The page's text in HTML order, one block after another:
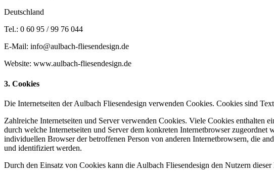
Deutschland
Tel.: 0 60 95 / 99 76 044
E-Mail: info@aulbach-fliesendesign.de
Website: www.aulbach-fliesendesign.de
3. Cookies
Die Internetseiten der Aulbach Fliesendesign verwenden Cookies. Cookies sind
Zahlreiche Internetseiten und Server verwenden Cookies. Viele Cookies enthalten
durch welche Internetseiten und Server dem konkreten Internetbrowser
individuellen Browser der betroffenen Person von anderen Internetbrowsern, die
und identifiziert werden.
Durch den Einsatz von Cookies kann die Aulbach Fliesendesign den Nutzern